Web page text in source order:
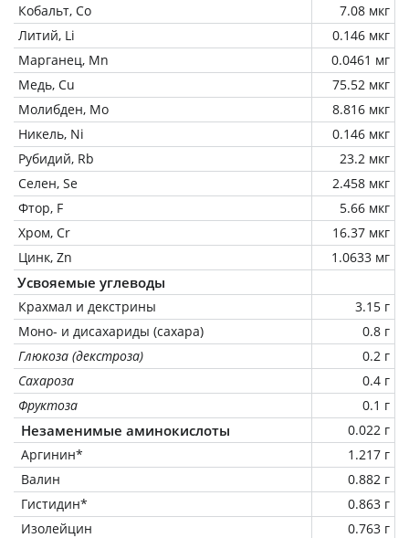
Кобальт, Co
7.08 мкг
Литий, Li
0.146 мкг
Марганец, Mn
0.0461 мг
Медь, Cu
75.52 мкг
Молибден, Mo
8.816 мкг
Никель, Ni
0.146 мкг
Рубидий, Rb
23.2 мкг
Селен, Se
2.458 мкг
Фтор, F
5.66 мкг
Хром, Cr
16.37 мкг
Цинк, Zn
1.0633 мг
Усвояемые углеводы
Крахмал и декстрины
3.15 г
Моно- и дисахариды (сахара)
0.8 г
Глюкоза (декстроза)
0.2 г
Сахароза
0.4 г
Фруктоза
0.1 г
Незаменимые аминокислоты
0.022 г
Аргинин*
1.217 г
Валин
0.882 г
Гистидин*
0.863 г
Изолейцин
0.763 г